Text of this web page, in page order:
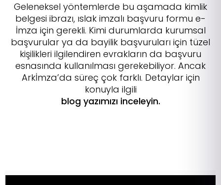
Geleneksel yöntemlerde bu aşamada kimlik
belgesi ibrazı, ıslak imzalı başvuru formu e-
İmza için gerekli. Kimi durumlarda kurumsal
başvurular ya da bayilik başvuruları için tüzel
kişilikleri ilgilendiren evrakların da başvuru
esnasında kullanılması gerekebiliyor. Ancak
Arkİmza’da süreç çok farklı. Detaylar için
konuyla ilgili
blog yazımızı inceleyin.